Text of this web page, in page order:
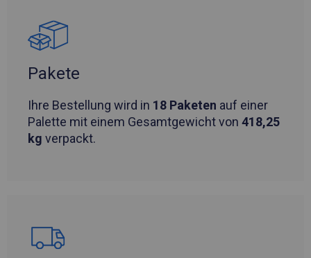
Pakete
Ihre Bestellung wird in 18 Paketen auf einer
Palette mit einem Gesamtgewicht von 418,25
kg verpackt.